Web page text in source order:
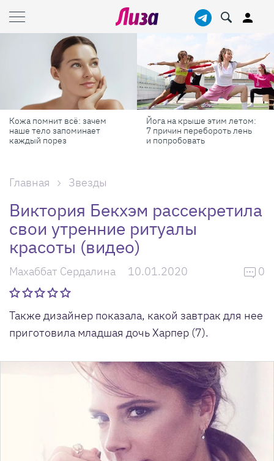
Кожа помнит всё: зачем
наше тело запоминает
каждый порез
Йога на крыше этим летом:
7 причин перебороть лень
и попробовать
Главная Звезды
Виктория Бекхэм рассекретила
свои утренние ритуалы
красоты (видео)
Махаббат Сердалина 10.01.2020 0
Также дизайнер показала, какой завтрак для нее
приготовила младшая дочь Харпер (7).